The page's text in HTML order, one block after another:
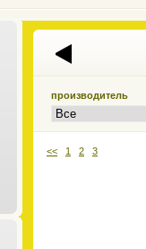
производитель
<< 1 2 3